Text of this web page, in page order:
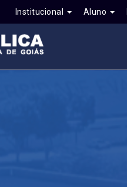
Institucional Aluno